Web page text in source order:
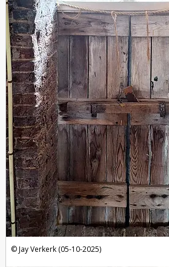
Jay Verkerk (05-10-2025)